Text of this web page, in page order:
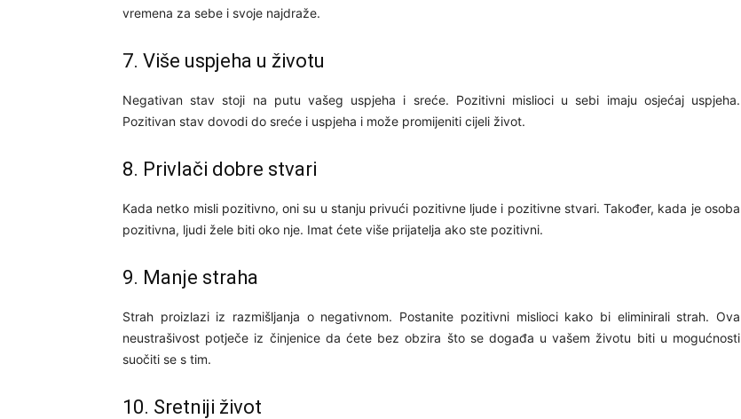
vremena za sebe i svoje najdraže.
7. Više uspjeha u životu
Negativan stav stoji na putu vašeg uspjeha i sreće. Pozitivni mislioci u sebi imaju osjećaj uspjeha.
Pozitivan stav dovodi do sreće i uspjeha i može promijeniti cijeli život.
8. Privlači dobre stvari
Kada netko misli pozitivno, oni su u stanju privući pozitivne ljude i pozitivne stvari. Također, kada je osoba
pozitivna, ljudi žele biti oko nje. Imat ćete više prijatelja ako ste pozitivni.
9. Manje straha
Strah proizlazi iz razmišljanja o negativnom. Postanite pozitivni mislioci kako bi eliminirali strah. Ova
neustrašivost potječe iz činjenice da ćete bez obzira što se događa u vašem životu biti u mogućnosti
suočiti se s tim.
10. Sretniji život